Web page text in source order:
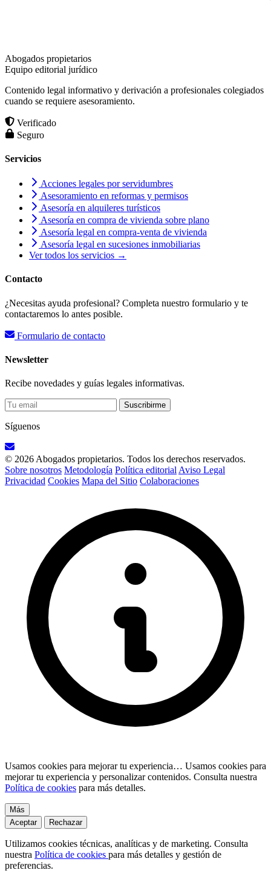
Abogados propietarios
Equipo editorial jurídico
Contenido legal informativo y derivación a profesionales colegiados
cuando se requiere asesoramiento.
Verificado
Seguro
Servicios
Acciones legales por servidumbres
Asesoramiento en reformas y permisos
Asesoría en alquileres turísticos
Asesoría en compra de vivienda sobre plano
Asesoría legal en compra-venta de vivienda
Asesoría legal en sucesiones inmobiliarias
Ver todos los servicios →
Contacto
¿Necesitas ayuda profesional? Completa nuestro formulario y te
contactaremos lo antes posible.
Formulario de contacto
Newsletter
Recibe novedades y guías legales informativas.
Suscribirme
Síguenos
© 2026 Abogados propietarios. Todos los derechos reservados.
Sobre nosotros Metodología Política editorial Aviso Legal
Privacidad Cookies Mapa del Sitio Colaboraciones
Usamos cookies para mejorar tu experiencia… Usamos cookies para
mejorar tu experiencia y personalizar contenidos. Consulta nuestra
Política de cookies para más detalles.
Más
Aceptar
Rechazar
Utilizamos cookies técnicas, analíticas y de marketing. Consulta
nuestra Política de cookies para más detalles y gestión de
preferencias.